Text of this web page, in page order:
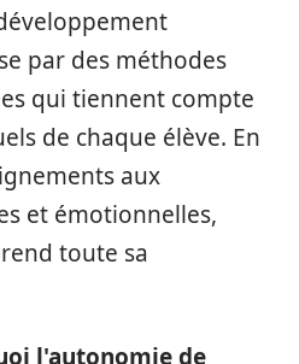
par des méthodes
qui tiennent compte
de chaque élève. En
aux
et émotionnelles,
toute sa
l'autonomie de